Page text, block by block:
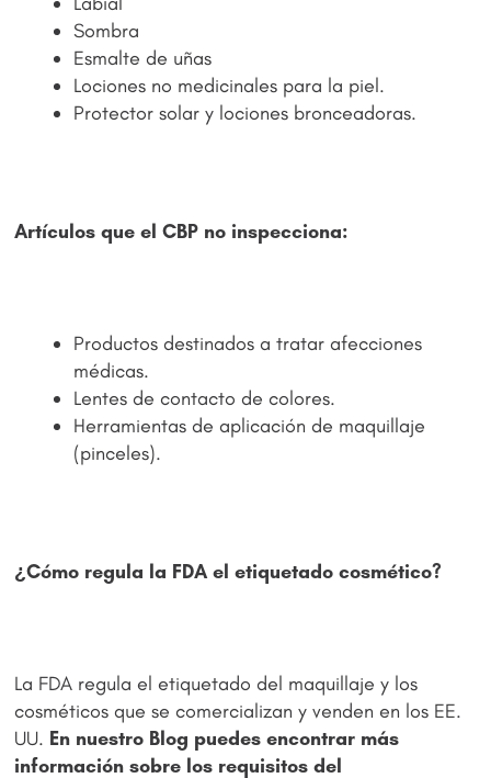
Sombra
Esmalte de uñas
Lociones no medicinales para la piel.
Protector solar y lociones bronceadoras.
Artículos que el CBP no inspecciona:
Productos destinados a tratar afecciones
médicas.
Lentes de contacto de colores.
Herramientas de aplicación de maquillaje
(pinceles).
¿Cómo regula la FDA el etiquetado cosmético?
La FDA regula el etiquetado del maquillaje y los
cosméticos que se comercializan y venden en los EE.
UU. En nuestro Blog puedes encontrar más
información sobre los requisitos del